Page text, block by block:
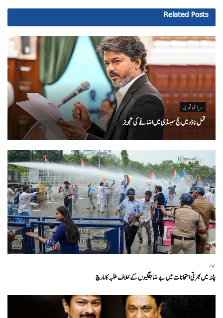
Related Posts
ریاستی خبریں
تمل ناڈو میں حج سبسڈی میں اضافے کی تجویز
بہار
پٹنہ میں بھرتی امتحانات میں بے ضابطگیوں کے خلاف طلبہ کا مارچ